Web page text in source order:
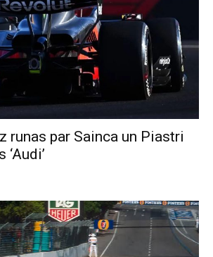
runas par Sainca un Piastri